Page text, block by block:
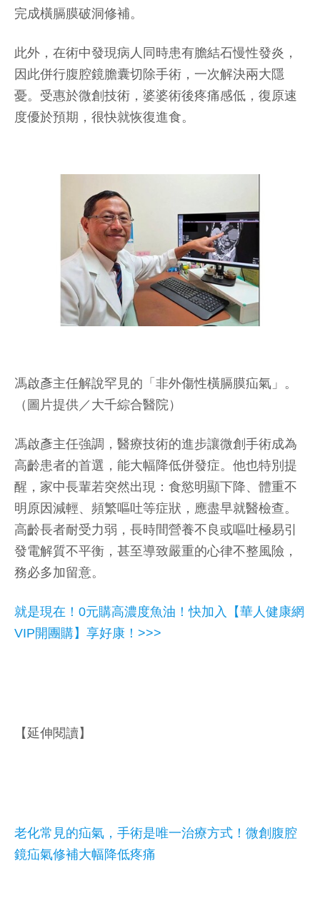
完成橫膈膜破洞修補。
此外，在術中發現病人同時患有膽結石慢性發炎，
因此併行腹腔鏡膽囊切除手術，一次解決兩大隱
憂。受惠於微創技術，婆婆術後疼痛感低，復原速
度優於預期，很快就恢復進食。
馮啟彥主任解說罕見的「非外傷性橫膈膜疝氣」。
（圖片提供／大千綜合醫院）
馮啟彥主任強調，醫療技術的進步讓微創手術成為
高齡患者的首選，能大幅降低併發症。他也特別提
醒，家中長輩若突然出現：食慾明顯下降、體重不
明原因減輕、頻繁嘔吐等症狀，應盡早就醫檢查。
高齡長者耐受力弱，長時間營養不良或嘔吐極易引
發電解質不平衡，甚至導致嚴重的心律不整風險，
務必多加留意。
就是現在！0元購高濃度魚油！快加入【華人健康網
VIP開團購】享好康！>>>
【延伸閱讀】
老化常見的疝氣，手術是唯一治療方式！微創腹腔
鏡疝氣修補大幅降低疼痛